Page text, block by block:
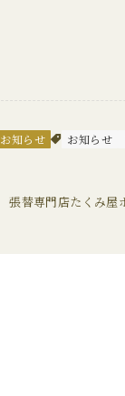
お知らせ お知らせ
張替専門店たくみ屋